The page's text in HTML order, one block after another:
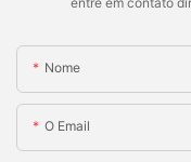
Nome
O Email